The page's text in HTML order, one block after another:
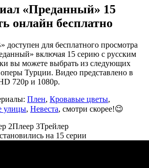
«Преданный» 15
онлайн бесплатно
доступен для бесплатного просмотра
включая 15 серию с русским
вы можете выбрать из следующих
Турции. Видео представлено в
720p и 1080p.
Плен, Кровавые цветы,
улицы, Невеста, смотри скорее!😉
2Плеер 3Трейлер
на 15 серии